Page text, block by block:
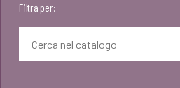
Filtra per: